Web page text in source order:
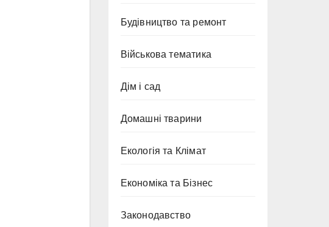
Будівництво та ремонт
Військова тематика
Дім і сад
Домашні тварини
Екологія та Клімат
Економіка та Бізнес
Законодавство